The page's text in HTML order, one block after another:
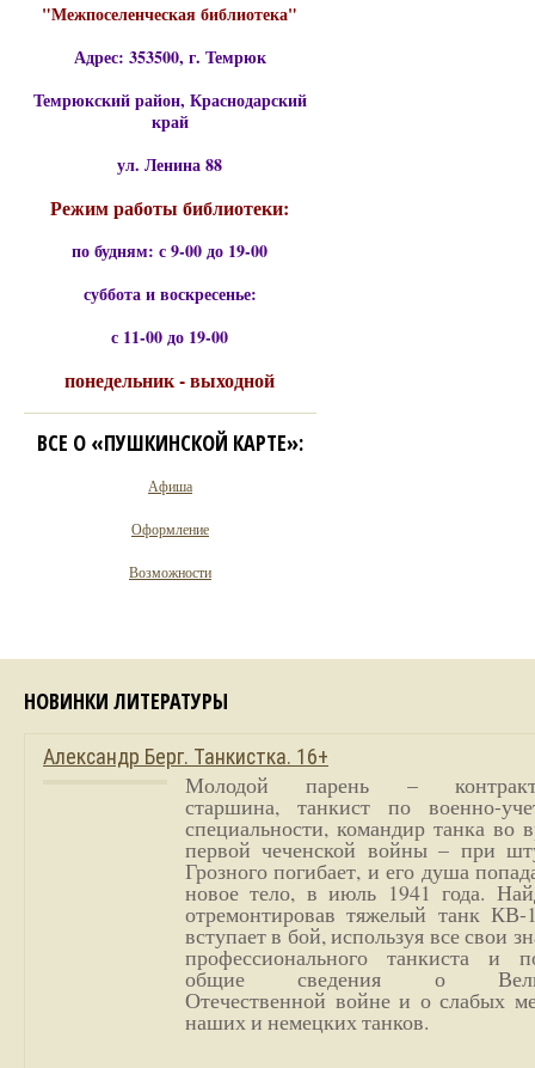
"Межпоселенческая библиотека"
Адрес: 353500, г. Темрюк
Темрюкский район, Краснодарский
край
ул. Ленина 88
Режим работы библиотеки:
по будням: с 9-00 до 19-00
суббота и воскресенье:
с 11-00 до 19-00
понедельник - выходной
ВСЕ О «ПУШКИНСКОЙ КАРТЕ»:
Афиша
Оформление
Возможности
НОВИНКИ ЛИТЕРАТУРЫ
Александр Берг. Танкистка. 16+
Молодой парень –
старшина, танкист по военно-
специальности, командир танка во
первой чеченской войны – при
Грозного погибает, и его душа
новое тело, в июль 1941 года.
отремонтировав тяжелый танк
вступает в бой, используя все свои
профессионального танкиста и
общие сведения о
Отечественной войне и о слабых
наших и немецких танков.